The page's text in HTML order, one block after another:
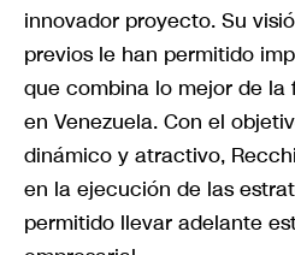
innovador proyecto. Su
previos le han permitido
que combina lo mejor de
en Venezuela. Con el
dinámico y atractivo,
en la ejecución de las
permitido llevar adelante